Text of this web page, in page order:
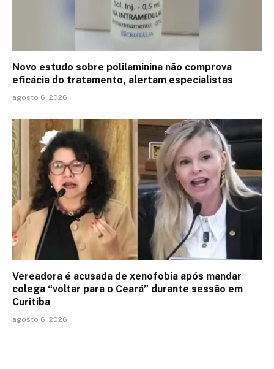
Novo estudo sobre polilaminina não comprova
eficácia do tratamento, alertam especialistas
agosto 6, 2026
Vereadora é acusada de xenofobia após mandar
colega “voltar para o Ceará” durante sessão em
Curitiba
agosto 6, 2026